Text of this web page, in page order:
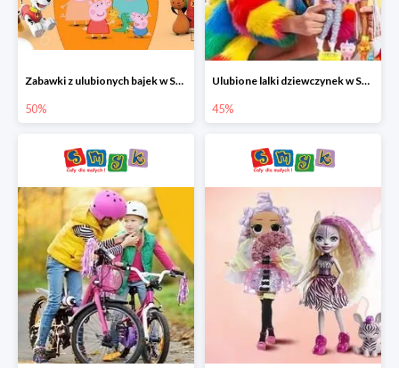
Zabawki z ulubionych bajek w Smyku do -50%
50%
Ulubione lalki dziewczynek w Smyku do -45%
45%